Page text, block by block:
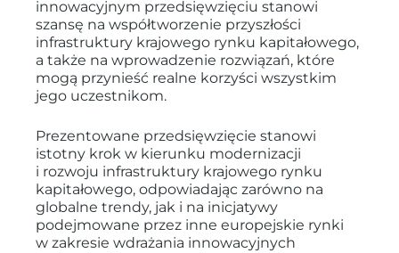
innowacyjnym przedsięwzięciu stanowi
szansę na współtworzenie przyszłości
infrastruktury krajowego rynku kapitałowego,
a także na wprowadzenie rozwiązań, które
mogą przynieść realne korzyści wszystkim
jego uczestnikom.
Prezentowane przedsięwzięcie stanowi
istotny krok w kierunku modernizacji
i rozwoju infrastruktury krajowego rynku
kapitałowego, odpowiadając zarówno na
globalne trendy, jak i na inicjatywy
podejmowane przez inne europejskie rynki
w zakresie wdrażania innowacyjnych